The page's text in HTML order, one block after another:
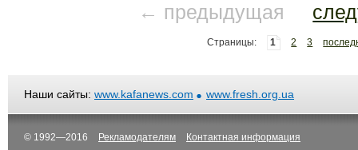
← предыдущая
Страницы: 1 2 3
Наши сайты: www.kafanews.com www.fresh.org.ua
© 1992—2016 Рекламодателям Контактная информация